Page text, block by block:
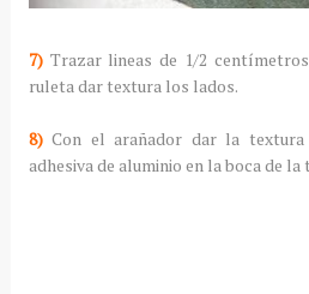
7)Trazar lineas de 1/2
ruleta dar textura los lados.
8)Con el arañador dar la textura
adhesiva de aluminio en la boca de la